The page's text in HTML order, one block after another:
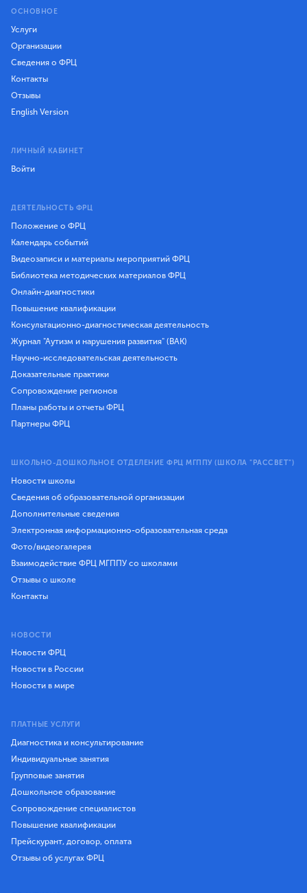
ОСНОВНОЕ
Услуги
Организации
Сведения о ФРЦ
Контакты
Отзывы
English Version
ЛИЧНЫЙ КАБИНЕТ
Войти
ДЕЯТЕЛЬНОСТЬ ФРЦ
Положение о ФРЦ
Календарь событий
Видеозаписи и материалы мероприятий ФРЦ
Библиотека методических материалов ФРЦ
Онлайн-диагностики
Повышение квалификации
Консультационно-диагностическая деятельность
Журнал "Аутизм и нарушения развития" (ВАК)
Научно-исследовательская деятельность
Доказательные практики
Сопровождение регионов
Планы работы и отчеты ФРЦ
Партнеры ФРЦ
ШКОЛЬНО-ДОШКОЛЬНОЕ ОТДЕЛЕНИЕ ФРЦ МГППУ (ШКОЛА "РАССВЕТ")
Новости школы
Сведения об образовательной организации
Дополнительные сведения
Электронная информационно-образовательная среда
Фото/видеогалерея
Взаимодействие ФРЦ МГППУ со школами
Отзывы о школе
Контакты
НОВОСТИ
Новости ФРЦ
Новости в России
Новости в мире
ПЛАТНЫЕ УСЛУГИ
Диагностика и консультирование
Индивидуальные занятия
Групповые занятия
Дошкольное образование
Сопровождение специалистов
Повышение квалификации
Прейскурант, договор, оплата
Отзывы об услугах ФРЦ